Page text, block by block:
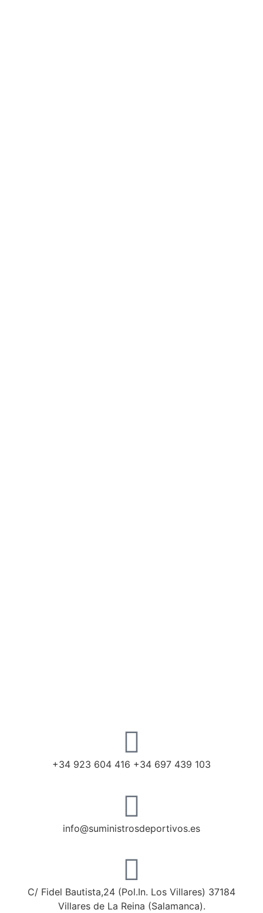
+34 923 604 416 +34 697 439 103
info@suministrosdeportivos.es
C/ Fidel Bautista,24 (Pol.In. Los Villares) 37184
Villares de La Reina (Salamanca).